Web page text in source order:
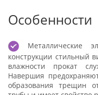
Особенности
Металлические
конструкции
влажности прокат
Навершия
образования трещин